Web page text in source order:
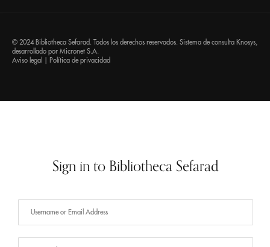
© 2024 Bibliotheca Sefarad. Todos los derechos reservados. Sistema de consulta Knosys
desarrollado por Micronet S.A.
Aviso legal
Política de privacidad
Sign in to Bibliotheca Sefarad